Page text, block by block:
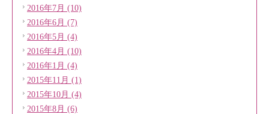
2016年7月 (10)
2016年6月 (7)
2016年5月 (4)
2016年4月 (10)
2016年1月 (4)
2015年11月 (1)
2015年10月 (4)
2015年8月 (6)